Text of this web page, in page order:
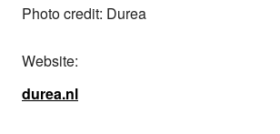
Photo credit: Durea
Website:
durea.nl